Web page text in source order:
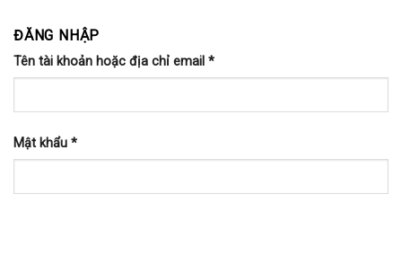
ĐĂNG NHẬP
Tên tài khoản hoặc địa chỉ email *
Mật khẩu *